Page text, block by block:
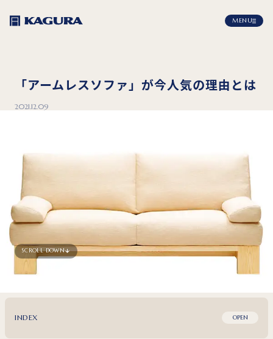
MENU
「アームレスソファ」が今人気の理由とは
2021.12.09
SCROLL DOWN
INDEX OPEN